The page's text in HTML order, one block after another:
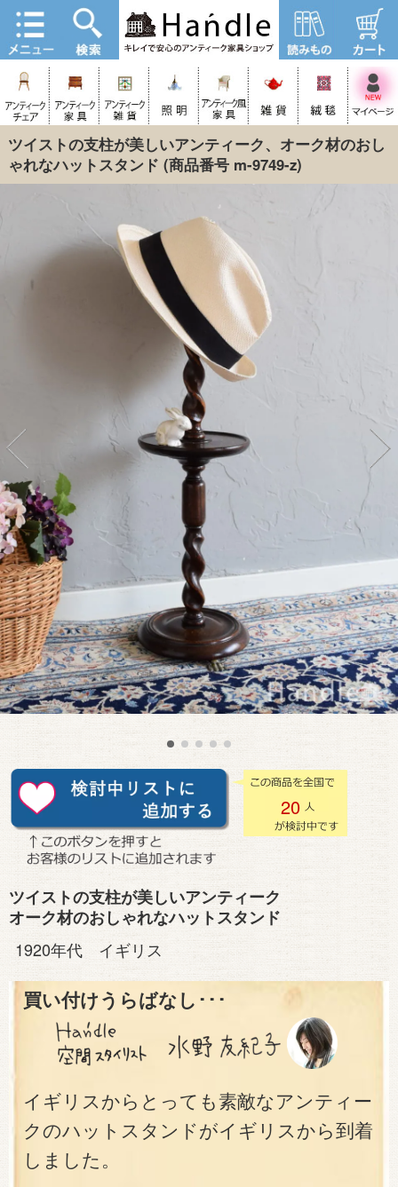
ツイストの支柱が美しいアンティーク、オーク材のおし
ゃれなハットスタンド (商品番号 m-9749-z)
20
ツイストの支柱が美しいアンティーク
オーク材のおしゃれなハットスタンド
1920年代 イギリス
買い付けうらばなし･･･
イギリスからとっても素敵なアンティー
クのハットスタンドがイギリスから到着
しました。